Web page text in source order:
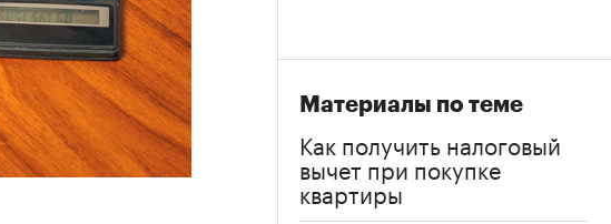
Материалы по теме
Как получить налоговый
вычет при покупке
квартиры